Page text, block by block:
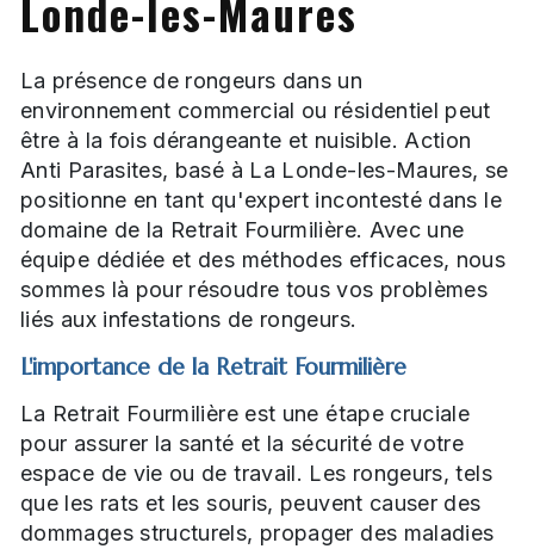
Londe-les-Maures
La présence de rongeurs dans un
environnement commercial ou résidentiel peut
être à la fois dérangeante et nuisible. Action
Anti Parasites, basé à La Londe-les-Maures, se
positionne en tant qu'expert incontesté dans le
domaine de la Retrait Fourmilière. Avec une
équipe dédiée et des méthodes efficaces, nous
sommes là pour résoudre tous vos problèmes
liés aux infestations de rongeurs.
L'importance de la Retrait Fourmilière
La Retrait Fourmilière est une étape cruciale
pour assurer la santé et la sécurité de votre
espace de vie ou de travail. Les rongeurs, tels
que les rats et les souris, peuvent causer des
dommages structurels, propager des maladies